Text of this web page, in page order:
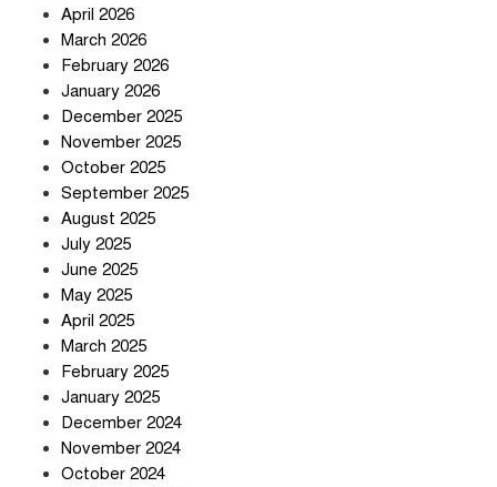
April 2026
March 2026
February 2026
January 2026
December 2025
November 2025
October 2025
September 2025
August 2025
July 2025
June 2025
May 2025
April 2025
March 2025
February 2025
January 2025
December 2024
November 2024
October 2024